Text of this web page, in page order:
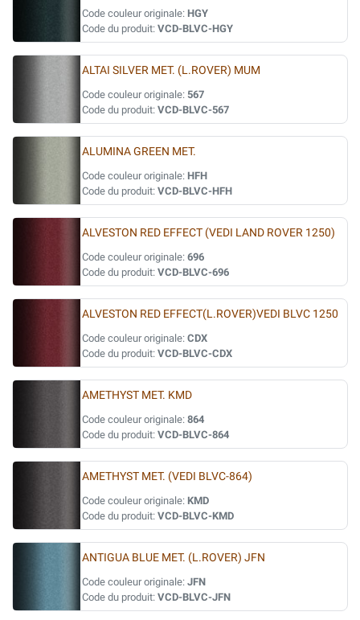
Code couleur originale: HGY
Code du produit: VCD-BLVC-HGY
ALTAI SILVER MET. (L.ROVER) MUM
Code couleur originale: 567
Code du produit: VCD-BLVC-567
ALUMINA GREEN MET.
Code couleur originale: HFH
Code du produit: VCD-BLVC-HFH
ALVESTON RED EFFECT (VEDI LAND ROVER 1250)
Code couleur originale: 696
Code du produit: VCD-BLVC-696
ALVESTON RED EFFECT(L.ROVER)VEDI BLVC 1250
Code couleur originale: CDX
Code du produit: VCD-BLVC-CDX
AMETHYST MET. KMD
Code couleur originale: 864
Code du produit: VCD-BLVC-864
AMETHYST MET. (VEDI BLVC-864)
Code couleur originale: KMD
Code du produit: VCD-BLVC-KMD
ANTIGUA BLUE MET. (L.ROVER) JFN
Code couleur originale: JFN
Code du produit: VCD-BLVC-JFN